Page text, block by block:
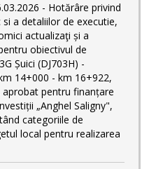
- Hotărâre privind
a detaliilor de executie,
actualizaţi și a
obiectivul de
Șuici (DJ703H) -
14+000 - km 16+922,
pentru finanțare
„Anghel Saligny",
categoriile de
local pentru realizarea